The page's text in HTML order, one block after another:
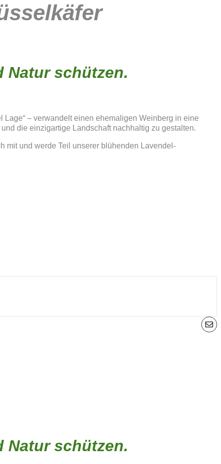
Natur schützen.
– verwandelt einen ehemaligen Weinberg in eine
die einzigartige Landschaft nachhaltig zu gestalten.
mit und werde Teil unserer blühenden Lavendel-
Natur schützen.